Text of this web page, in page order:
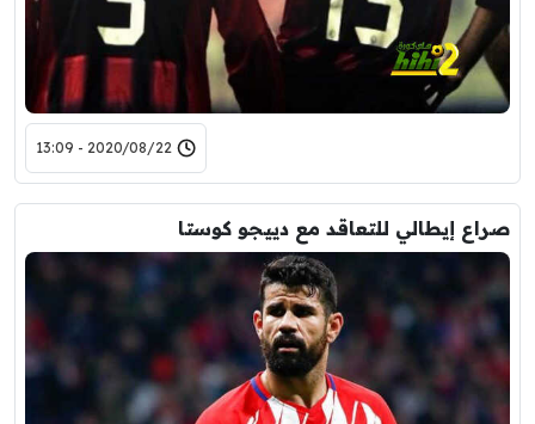
2020/08/22 - 13:09
صراع إيطالي للتعاقد مع دييجو كوستا